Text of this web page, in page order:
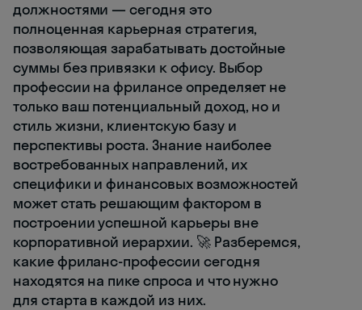
должностями — сегодня это
полноценная карьерная стратегия,
позволяющая зарабатывать достойные
суммы без привязки к офису. Выбор
профессии на фрилансе определяет не
только ваш потенциальный доход, но и
стиль жизни, клиентскую базу и
перспективы роста. Знание наиболее
востребованных направлений, их
специфики и финансовых возможностей
может стать решающим фактором в
построении успешной карьеры вне
корпоративной иерархии. 🚀 Разберемся,
какие фриланс-профессии сегодня
находятся на пике спроса и что нужно
для старта в каждой из них.